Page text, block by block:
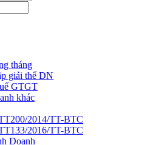
tháng
giải thể DN
GTGT
khác
2014/TT-BTC
2016/TT-BTC
Doanh